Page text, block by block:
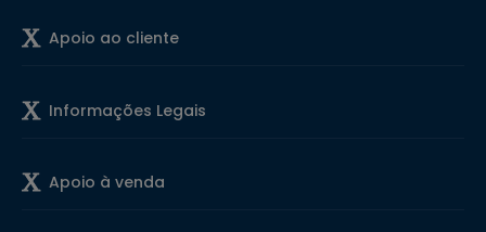
Apoio ao cliente
Informações Legais
Apoio à venda